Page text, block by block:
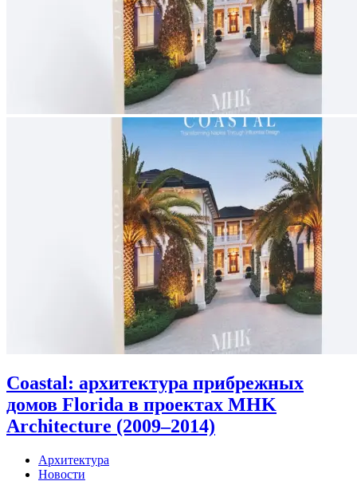
Coastal: архитектура прибрежных
домов Florida в проектах MHK
Architecture (2009–2014)
Архитектура
Новости